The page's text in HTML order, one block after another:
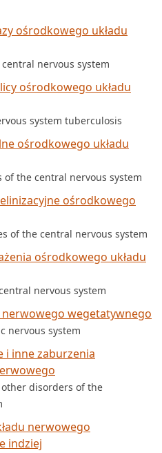
ośrodkowego układu
nervous system
ośrodkowego układu
system tuberculosis
ośrodkowego układu
of the central nervous system
ośrodkowego
of the central nervous system
ośrodkowego układu
nervous system
nerwowego wegetatywnego
nervous system
i inne zaburzenia
disorders of the
nerwowego
indziej